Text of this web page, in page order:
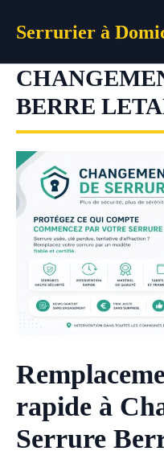
Serrurier à
BERRE
rapide à
Serrure